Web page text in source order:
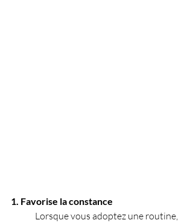
1. Favorise la constance